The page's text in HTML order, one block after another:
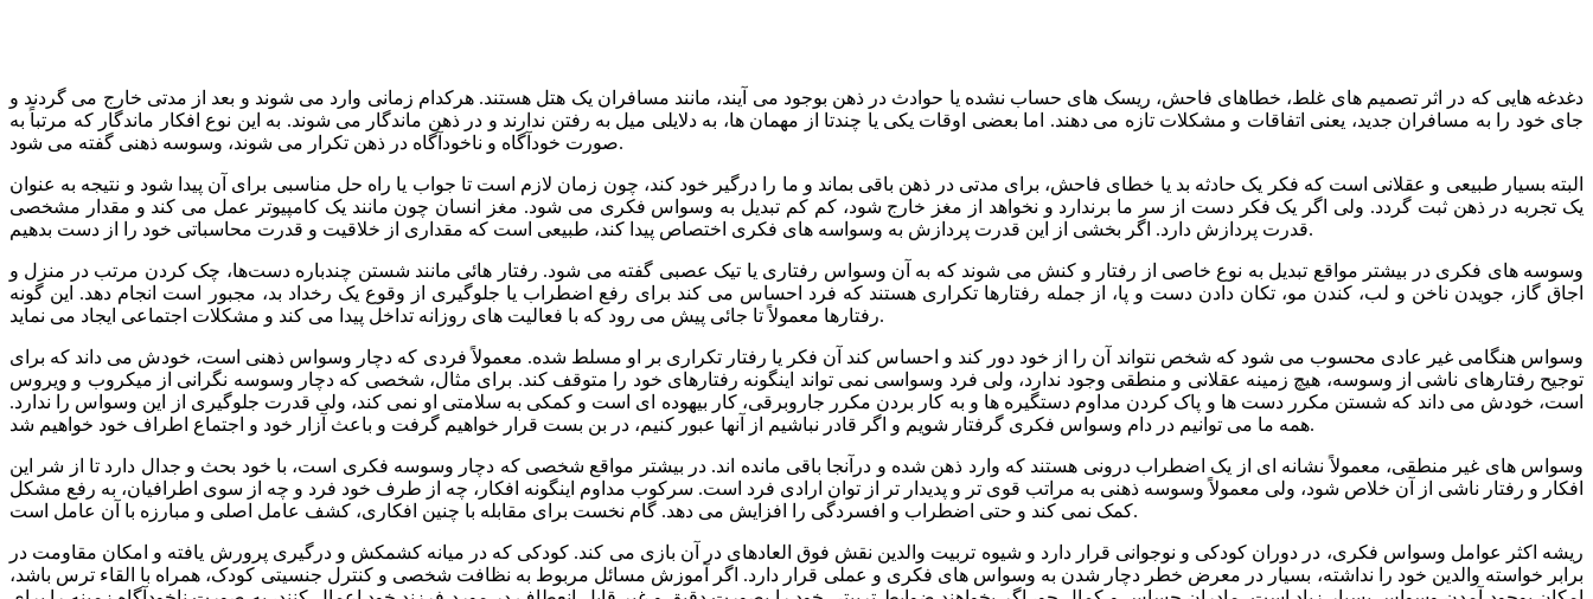
دغدغه هایی که در اثر تصمیم های غلط، خطاهای فاحش، ریسک های حساب نشده یا حوادث در ذهن بوجود می آیند، مانند مسافران یک هتل هستند. هرکدام زمانی وارد می شوند و بعد از مدتی خارج می گردند و
جای خود را به مسافران جدید، یعنی اتفاقات و مشکلات تازه می دهند. اما بعضی اوقات یکی یا چندتا از مهمان ها، به دلایلی میل به رفتن ندارند و در ذهن ماندگار می شوند. به این نوع افکار ماندگار که مرتباً به
صورت خودآگاه و ناخودآگاه در ذهن تکرار می شوند، وسوسه ذهنی گفته می شود.
البته بسیار طبیعی و عقلانی است که فکر یک حادثه بد یا خطای فاحش، برای مدتی در ذهن باقی بماند و ما را درگیر خود کند، چون زمان لازم است تا جواب یا راه حل مناسبی برای آن پیدا شود و نتیجه به عنوان
یک تجربه در ذهن ثبت گردد. ولی اگر یک فکر دست از سر ما برندارد و نخواهد از مغز خارج شود، کم کم تبدیل به وسواس فکری می شود. مغز انسان چون مانند یک کامپیوتر عمل می کند و مقدار مشخصی
قدرت پردازش دارد. اگر بخشی از این قدرت پردازش به وسواسه های فکری اختصاص پیدا کند، طبیعی است که مقداری از خلاقیت و قدرت محاسباتی خود را از دست بدهیم.
وسوسه های فکری در بیشتر مواقع تبدیل به نوع خاصی از رفتار و کنش می شوند که به آن وسواس رفتاری یا تیک عصبی گفته می شود. رفتار هائی مانند شستن چندباره دست‌ها، چک کردن مرتب در منزل و
اجاق گاز، جویدن ناخن و لب، کندن مو، تکان دادن دست و پا، از جمله رفتارها تکراری هستند که فرد احساس می کند برای رفع اضطراب یا جلوگیری از وقوع یک رخداد بد، مجبور است انجام دهد. این گونه
رفتارها معمولاً تا جائی پیش می رود که با فعالیت های روزانه تداخل پیدا می کند و مشکلات اجتماعی ایجاد می نماید.
وسواس هنگامی غیر عادی محسوب می شود که شخص نتواند آن را از خود دور کند و احساس کند آن فکر یا رفتار تکراری بر او مسلط شده. معمولاً فردی که دچار وسواس ذهنی است، خودش می داند که برای
توجیح رفتارهای ناشی از وسوسه، هیچ زمینه عقلانی و منطقی وجود ندارد، ولی فرد وسواسی نمی تواند اینگونه رفتارهای خود را متوقف کند. برای مثال، شخصی که دچار وسوسه نگرانی از میکروب و ویروس
است، خودش می داند که شستن مکرر دست ها و پاک کردن مداوم دستگیره ها و به کار بردن مکرر جاروبرقی، کار بیهوده ای است و کمکی به سلامتی او نمی کند، ولی قدرت جلوگیری از این وسواس را ندارد.
همه ما می توانیم در دام وسواس فکری گرفتار شویم و اگر قادر نباشیم از آنها عبور کنیم، در بن بست قرار خواهیم گرفت و باعث آزار خود و اجتماع اطراف خود خواهیم شد.
وسواس های غیر منطقی، معمولاً نشانه ای از یک اضطراب درونی هستند که وارد ذهن شده و درآنجا باقی مانده اند. در بیشتر مواقع شخصی که دچار وسوسه فکری است، با خود بحث و جدال دارد تا از شر این
افکار و رفتار ناشی از آن خلاص شود، ولی معمولاً وسوسه ذهنی به مراتب قوی تر و پدیدار تر از توان ارادی فرد است. سرکوب مداوم اینگونه افکار، چه از طرف خود فرد و چه از سوی اطرافیان، به رفع مشکل
کمک نمی کند و حتی اضطراب و افسردگی را افزایش می دهد. گام نخست برای مقابله با چنین افکاری، کشف عامل اصلی و مبارزه با آن عامل است.
ریشه اکثر عوامل وسواس ‏فکری، در دوران کودکى و نوجوانى قرار دارد و شیوه تربیت والدین نقش فوق العاده‏اى در آن بازی می کند. کودکى که در میانه کشمکش‏ و درگیری‏ پرورش یافته و امکان مقاومت در
برابر خواسته‏ والدین خود را نداشته، بسیار در معرض خطر دچار شدن به وسواس های فکری و عملی قرار دارد. اگر آموزش مسائل مربوط به نظافت شخصی و کنترل جنسیتی کودک، همراه با القاء ترس باشد،